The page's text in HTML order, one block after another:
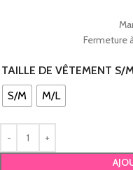
Fermeture
TAILLE DE VÊTEMENT S/
S/M
M/L